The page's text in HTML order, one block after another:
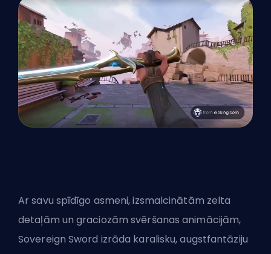
Ar savu spīdīgo asmeni, izsmalcinātām zelta
detaļām un graciozām svēršanas animācijām,
Sovereign Sword izrāda karalisku, augstfantāziju